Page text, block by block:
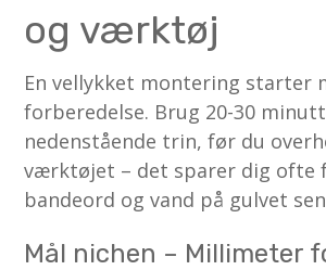
og værktøj
En vellykket montering starter
forberedelse. Brug 20-30
nedenstående trin, før du
værktøjet – det sparer dig ofte
bandeord og vand på gulvet
Mål nichen – Millimeter